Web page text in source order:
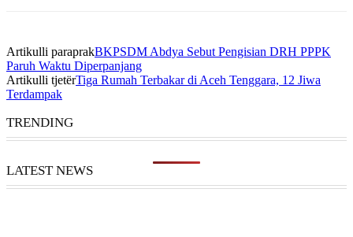
Artikulli paraprakBKPSDM Abdya Sebut Pengisian DRH PPPK
Paruh Waktu Diperpanjang
Artikulli tjetërTiga Rumah Terbakar di Aceh Tenggara, 12 Jiwa
Terdampak
TRENDING
LATEST NEWS